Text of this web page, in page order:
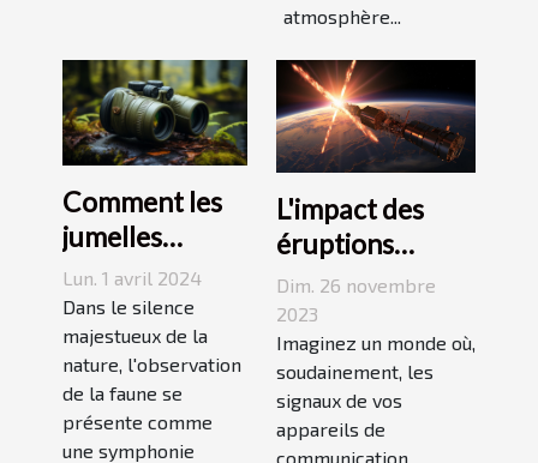
immergent
dans la magie et
les légendes
locales
atmosphère...
Comment les
jumelles
puissantes
transforment
l'observation
de la faune
Lun. 1 avril 2024
Dans le silence
majestueux de la
nature, l'observation
de la faune se
présente comme
une symphonie
L'impact des
éruptions
solaires sur les
communications
terrestres
Dim. 26 novembre
2023
Imaginez un monde où,
soudainement, les
signaux de vos
appareils de
communication